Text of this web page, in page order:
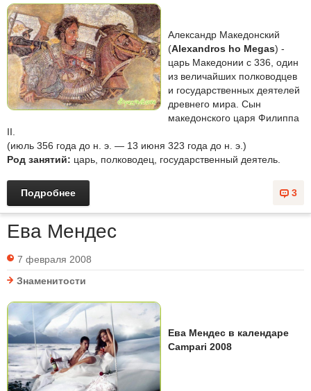
Александр Македонский
(Alexandros ho Мegas) -
царь Македонии с 336, один
из величайших полководцев
и государственных деятелей
древнего мира. Сын
македонского царя Филиппа
II.
(июль 356 года до н. э. — 13 июня 323 года до н. э.)
Род занятий: царь, полководец, государственный деятель.
3
Подробнее
Ева Мендес
7 февраля 2008
Знаменитости
Ева Мендес в календаре
Campari 2008